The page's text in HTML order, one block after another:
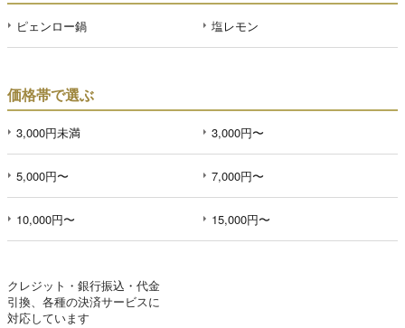
ピェンロー鍋 塩レモン
価格帯で選ぶ
3,000円未満 3,000円〜
5,000円〜 7,000円〜
10,000円〜 15,000円〜
クレジット・銀行振込・代金
引換、各種の決済サービスに
対応しています